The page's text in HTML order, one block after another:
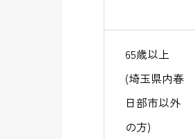
65歳以上
(埼玉県内春
日部市以外
の方)